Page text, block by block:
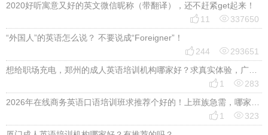
2020好听寓意又好的英文微信昵称（带翻译），还不赶紧get起来！
 11 337650
“外国人”的英语怎么说？ 不要说成“Foreigner”！
 244 293651
想给职场充电，郑州的成人英语培训机构哪家好？求真实体验，广告勿扰，感谢！
 1 283
2026年在线商务英语口语培训班求推荐个好的！上班族急需，哪家好？
 1 323